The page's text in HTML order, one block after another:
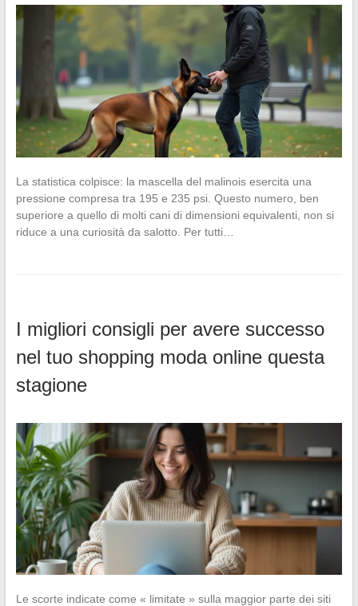
La statistica colpisce: la mascella del malinois esercita una
pressione compresa tra 195 e 235 psi. Questo numero, ben
superiore a quello di molti cani di dimensioni equivalenti, non si
riduce a una curiosità da salotto. Per tutti…
I migliori consigli per avere successo
nel tuo shopping moda online questa
stagione
Le scorte indicate come « limitate » sulla maggior parte dei siti